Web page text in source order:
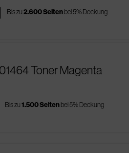
Bis zu2.600 Seitenbei 5% Deckung
Toner Magenta
Bis zu1.500 Seitenbei 5% Deckung